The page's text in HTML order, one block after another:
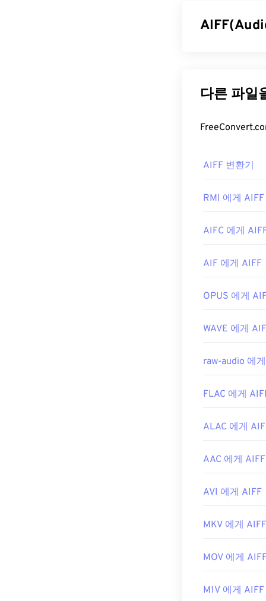
손실파일 형식
합니다. AIFF는
AIFF 파일
열 수 있는 다
Android또는
Apple
최초 출시: 1988
https://
AIFF 변환기
RMI 에게 AIFF
AIFC 에게
AIF 에게 AIFF
OPUS 에게
WAVE 에게
raw-audio 에
FLAC 에게
ALAC 에게
AAC 에게 AIFF
AVI 에게 AIFF
MKV 에게 AIFF
MOV 에게
M1V 에게 AIFF